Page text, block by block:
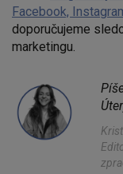
Facebook,
doporučujeme
marketingu.